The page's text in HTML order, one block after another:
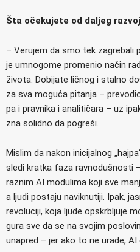
Šta očekujete od daljeg
– Verujem da smo tek zagrebali
je umnogome promenio način
života. Dobijate ličnog i stalno
za sva moguća pitanja –
pa i pravnika i analitičara – uz
zna solidno da pogreši.
Mislim da nakon inicijalnog
sledi kratka faza ravnodušnosti
raznim AI modulima koji sve
a ljudi postaju naviknutiji. Ipak,
revoluciji, koja ljude opskrbljuje
gura sve da se na svojim
unapred – jer ako to ne urade, AI